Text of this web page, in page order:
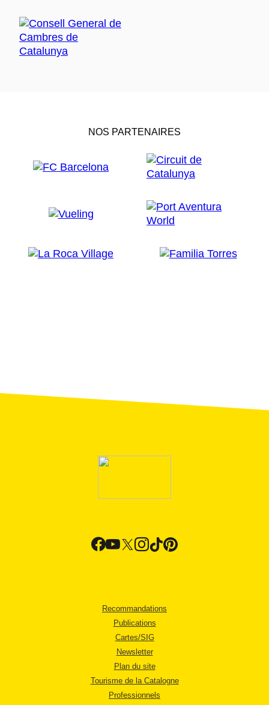
NOS PARTENAIRES
Recommandations
Publications
Cartes/SIG
Newsletter
Plan du site
Tourisme de la Catalogne
Professionnels